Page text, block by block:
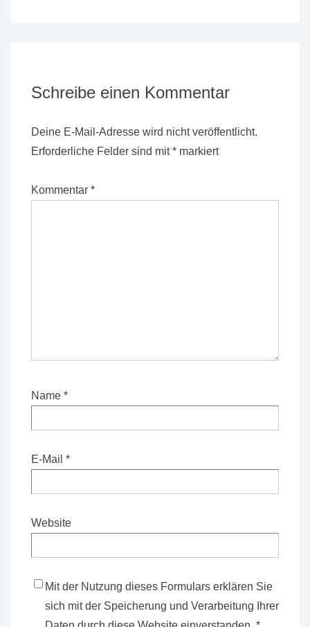
Schreibe einen Kommentar
Deine E-Mail-Adresse wird nicht veröffentlicht.
Erforderliche Felder sind mit* markiert
Kommentar *
Name *
E-Mail *
Website
Mit der Nutzung dieses Formulars erklären Sie
sich mit der Speicherung und Verarbeitung Ihrer